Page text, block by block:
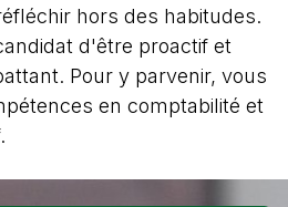
hors des habitudes.
d'être proactif et
Pour y parvenir, vous
en comptabilité et